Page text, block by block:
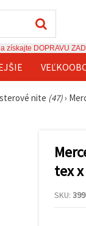
získajte DOPRAVU
nite (47)›
tex
SKU: